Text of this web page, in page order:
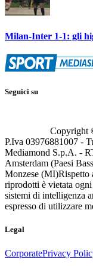
Milan-Inter 1-1: gli
Seguici su
Copyright
P.Iva 03976881007 -
Mediamond S.p.A. -
Amsterdam (Paesi
Monzese (MI)Rispetto
riprodotti è vietata
sistemi di intelligenza
espresso di utilizzare
Legal
CorporatePrivacy